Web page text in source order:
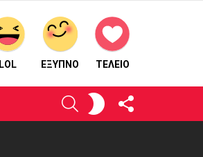
LOL ΈΞΥΠΝΟ ΤΕΛΕΙΟ
ΑΝΑΖΉΤΗΣΗΕΝΕΡΓΟΠΟΙΉΣΤΕ
ΤΟ
ΔΈΡΜΑ